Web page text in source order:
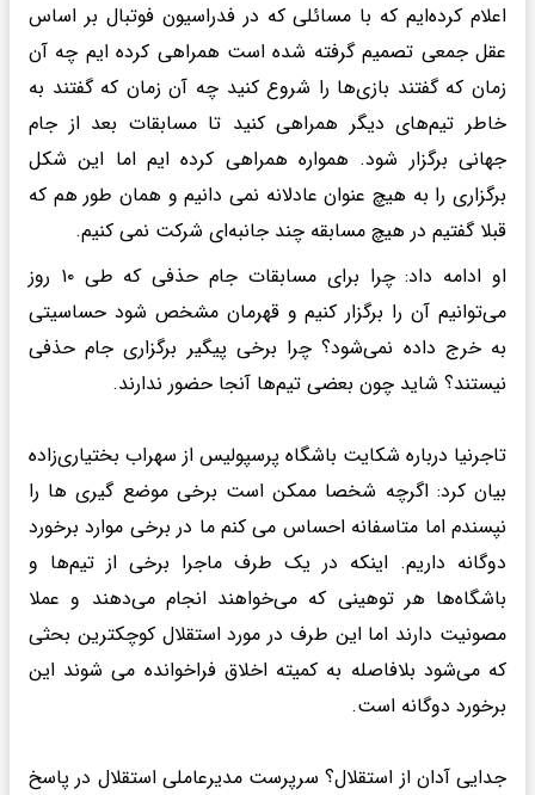
اعلام کرده‌ایم که با مسائلی که در فدراسیون فوتبال بر اساس
عقل جمعی تصمیم گرفته شده است همراهی کرده ایم چه آن
زمان که گفتند بازی‌ها را شروع کنید چه آن زمان که گفتند به
خاطر تیم‌های دیگر همراهی کنید تا مسابقات بعد از جام
جهانی برگزار شود. همواره همراهی کرده ایم اما این شکل
برگزاری را به هیچ عنوان عادلانه نمی دانیم و همان طور هم که
قبلا گفتیم در هیچ مسابقه چند جانبه‌ای شرکت نمی کنیم.
او ادامه داد: چرا برای مسابقات جام حذفی که طی ۱۰ روز
می‌توانیم آن را برگزار کنیم و قهرمان مشخص شود حساسیتی
به خرج داده نمی‌شود؟ چرا برخی پیگیر برگزاری جام حذفی
نیستند؟ شاید چون بعضی تیم‌ها آنجا حضور ندارند.
تاجرنیا درباره شکایت باشگاه پرسپولیس از سهراب بختیاری‌زاده
بیان کرد: اگرچه شخصا ممکن است برخی موضع گیری ها را
نپسندم اما متاسفانه احساس می کنم ما در برخی موارد برخورد
دوگانه داریم. اینکه در یک طرف ماجرا برخی از تیم‌ها و
باشگاه‌ها هر توهینی که می‌خواهند انجام می‌دهند و عملا
مصونیت دارند اما این طرف در مورد استقلال کوچکترین بحثی
که می‌شود بلافاصله به کمیته اخلاق فراخوانده می شوند این
برخورد دوگانه است.
جدایی آدان از استقلال؟ سرپرست مدیرعاملی استقلال در پاسخ